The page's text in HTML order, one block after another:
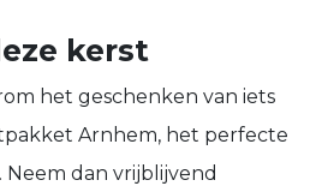
kerst
het geschenken van iets
Arnhem, het perfecte
Neem dan vrijblijvend